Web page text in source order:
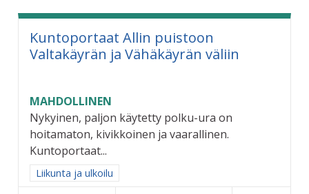
Kuntoportaat Allin puistoon
Valtakäyrän ja Vähäkäyrän väliin
MAHDOLLINEN
Nykyinen, paljon käytetty polku-ura on
hoitamaton, kivikkoinen ja vaarallinen.
Kuntoportaat...
Rajaa tulokset aihepiirin mukaan: Liikunta ja ulkoilu
Liikunta ja ulkoilu